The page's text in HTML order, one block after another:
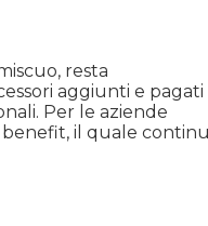
resta
aggiunti e pagati
Per le aziende
il quale